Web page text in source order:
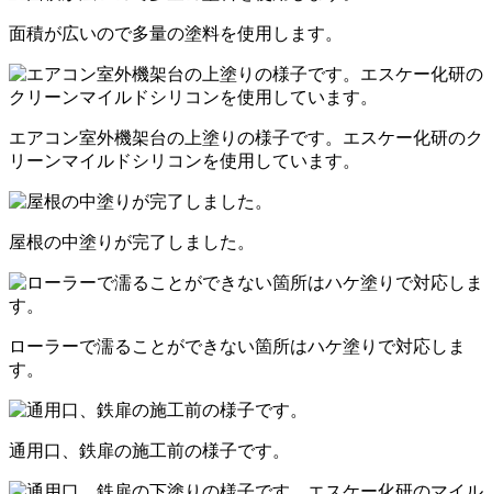
面積が広いので多量の塗料を使用します。
エアコン室外機架台の上塗りの様子です。エスケー化研のク
リーンマイルドシリコンを使用しています。
屋根の中塗りが完了しました。
ローラーで濡ることができない箇所はハケ塗りで対応しま
す。
通用口、鉄扉の施工前の様子です。